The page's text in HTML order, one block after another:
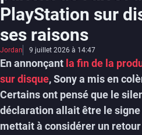
PlayStation sur
ses raisons
Jordan 9 juillet 2026 à 14:47
En annonçant la fin de la
sur disque, Sony a mis en
Certains ont pensé que le
déclaration allait être le
mettait à considérer un